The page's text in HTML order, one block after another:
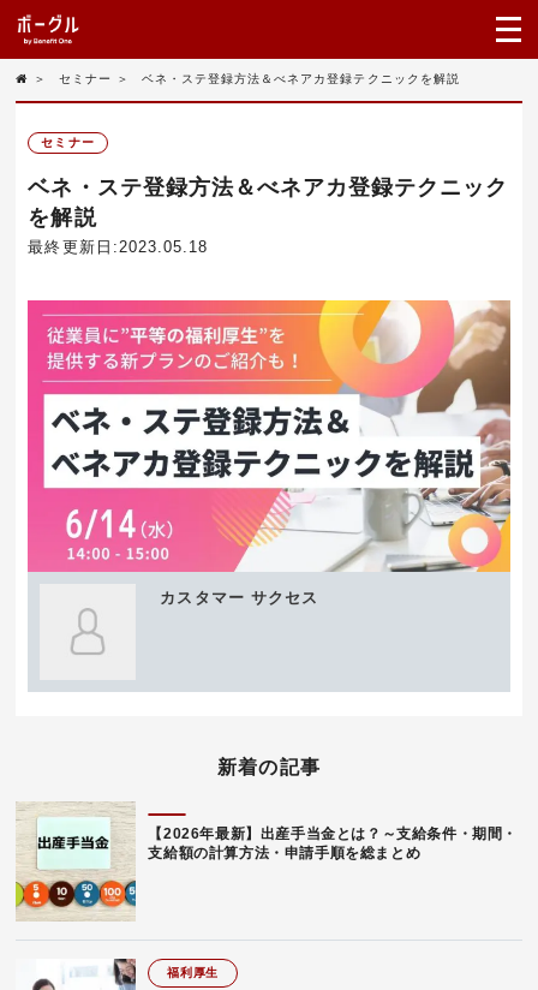
＞ セミナー ＞ ベネ・ステ登録方法＆べネアカ登録テクニックを解説
セミナー
ベネ・ステ登録方法＆べネアカ登録テクニック
を解説
最終更新日:2023.05.18
カスタマー サクセス
新着の記事
【2026年最新】出産手当金とは？～支給条件・期間・
支給額の計算方法・申請手順を総まとめ
福利厚生